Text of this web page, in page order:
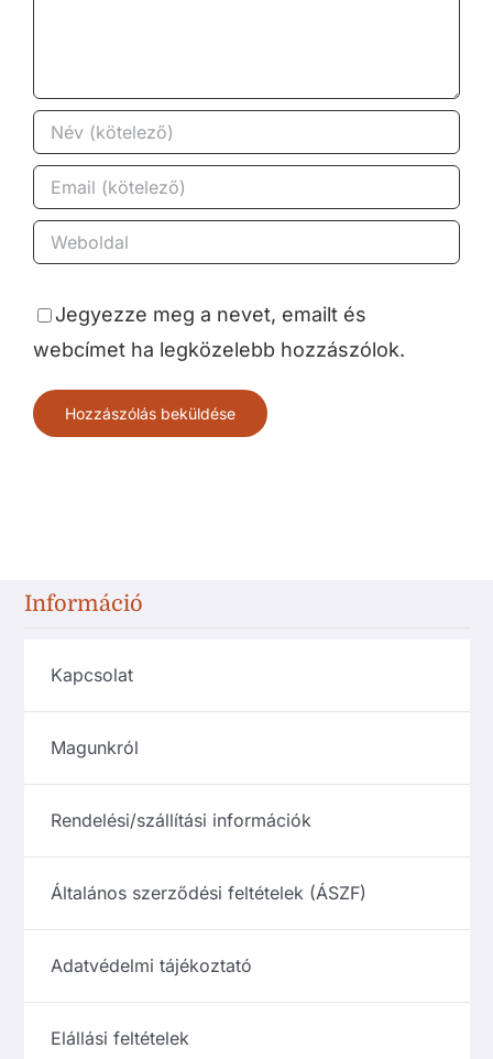
Jegyezze meg a nevet, emailt és
webcímet ha legközelebb hozzászólok.
Információ
Kapcsolat
Magunkról
Rendelési/szállítási információk
Általános szerződési feltételek (ÁSZF)
Adatvédelmi tájékoztató
Elállási feltételek